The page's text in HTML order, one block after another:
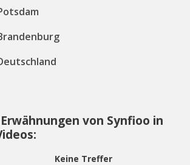
von Synfioo in
Keine Treffer